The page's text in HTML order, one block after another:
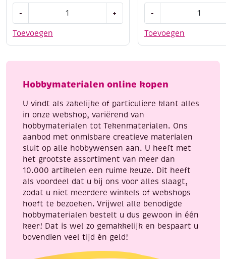
Toevoegen
-
to
kleurplaat,
aantal
+
Toevoegen
-
kit
3
60
aantal
Hobbymaterialen online kopen
U vindt als zakelijke of particuliere klant alles
in onze webshop, variërend van
hobbymaterialen tot Tekenmaterialen. Ons
aanbod met onmisbare creatieve materialen
sluit op alle hobbywensen aan. U heeft met
het grootste assortiment van meer dan
10.000 artikelen een ruime keuze. Dit heeft
als voordeel dat u bij ons voor alles slaagt,
zodat u niet meerdere winkels of webshops
hoeft te bezoeken. Vrijwel alle benodigde
hobbymaterialen bestelt u dus gewoon in één
keer! Dat is wel zo gemakkelijk en bespaart u
bovendien veel tijd én geld!